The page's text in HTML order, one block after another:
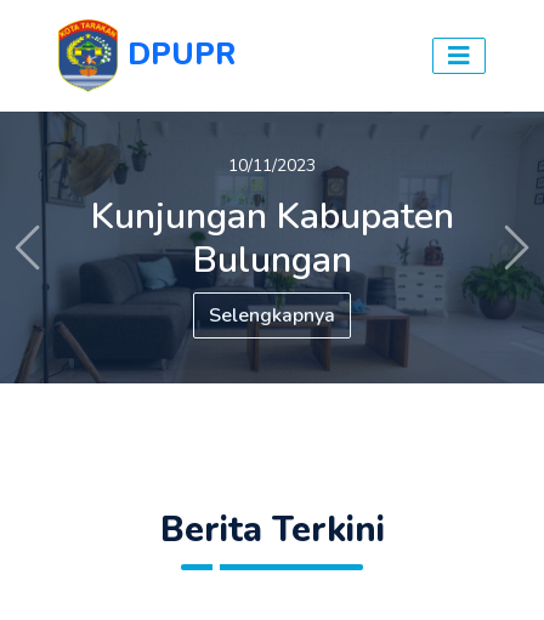
DPUPR
10/11/2023
Kunjungan Kabupaten
Bulungan
Selengkapnya
Previous
Berita Terkini